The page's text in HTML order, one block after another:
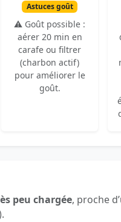
Astuces goût
⚠️ Goût possible :
aérer 20 min en
carafe ou filtrer
(charbon actif)
pour améliorer le
goût.
peu chargée, proche